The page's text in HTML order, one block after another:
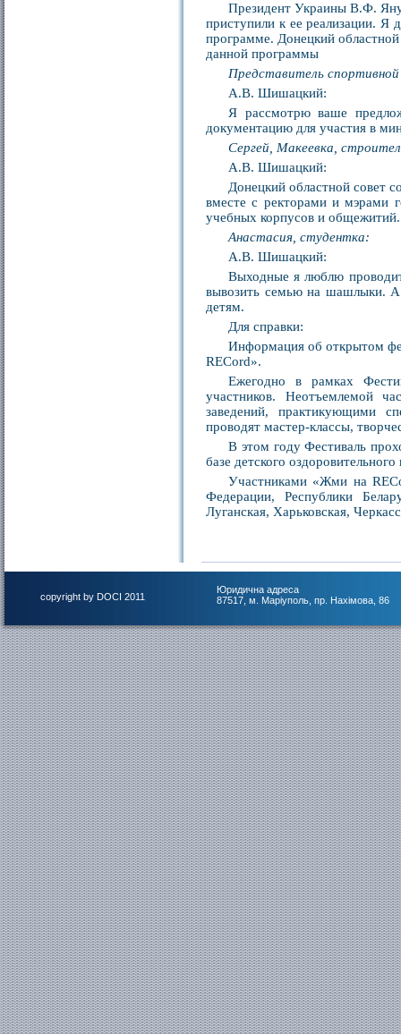
Президент Украины В.Ф.
приступили к ее реализации. Я
программе. Донецкий
данной программы
Представитель
А.В. Шишацкий:
Я рассмотрю ваше
документацию для участия в
Сергей, Макеевка,
А.В. Шишацкий:
Донецкий областной совет
вместе с ректорами и мэрами
учебных корпусов и общежитий.
Анастасия, студентка:
А.В. Шишацкий:
Выходные я люблю
вывозить семью на шашлыки. А
детям.
Для справки:
Информация об открытом
RECord».
Ежегодно в рамках
участников. Неотъемлемой
заведений, практикующими
проводят мастер-классы,
В этом году Фестиваль
базе детского
Участниками «Жми на
Федерации, Республики
Луганская, Харьковская,
copyright by DOCI 2011
Юридична адреса
87517, м. Маріуполь, пр. Нахімова, 86